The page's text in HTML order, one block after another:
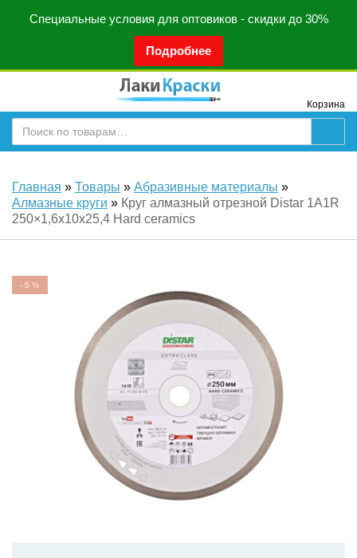
Специальные условия для оптовиков - скидки до 30%
Подробнее
Корзина
Главная » Товары » Абразивные материалы »
Алмазные круги » Круг алмазный отрезной Distar 1A1R
250×1,6x10x25,4 Hard ceramics
-5%